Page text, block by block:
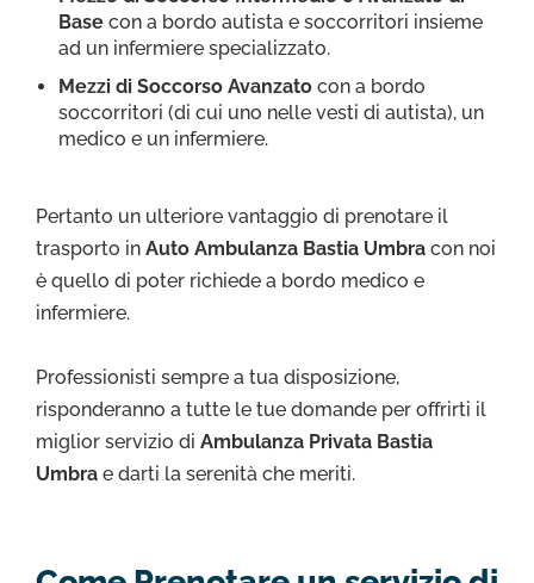
Basecon a bordo autista e soccorritori insieme
ad un infermiere specializzato.
Mezzi di Soccorso Avanzatocon a bordo
soccorritori (di cui uno nelle vesti di autista), un
medico e un infermiere.
Pertanto un ulteriore vantaggio di prenotare il
trasporto in Auto Ambulanza Bastia Umbra con noi
è quello di poter richiede a bordo medico e
infermiere.
Professionisti sempre a tua disposizione,
risponderanno a tutte le tue domande per offrirti il
miglior servizio di Ambulanza Privata Bastia
Umbra e darti la serenità che meriti.